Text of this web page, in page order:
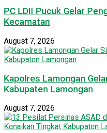
PC LDII Pucuk Gelar
Kecamatan
August 7, 2026
Kapolres Lamongan
Kabupaten Lamongan
August 7, 2026